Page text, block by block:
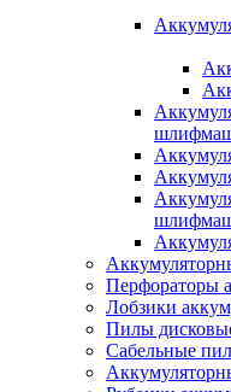
Перфораторы
Лобзики
Пилы
Сабельные